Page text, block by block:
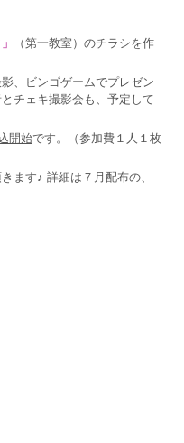
（第一教室）のチラシを作
、ビンゴゲームでプレゼン
チェキ撮影会も、予定して
開始です。（参加費１人１枚
ます♪ 詳細は７月配布の、